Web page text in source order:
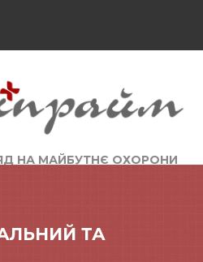
НА МАЙБУТНЄ ОХОРОНИ
ТА